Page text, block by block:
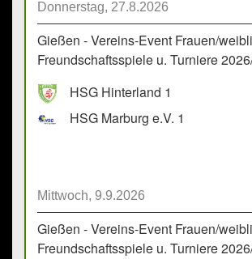
Donnerstag, 27.8.2026
Gießen - Vereins-Event Frauen/
Freundschaftsspiele u. Turniere
HSG Hinterland 1
HSG Marburg e.V. 1
Mittwoch, 9.9.2026
Gießen - Vereins-Event Frauen/
Freundschaftsspiele u. Turniere